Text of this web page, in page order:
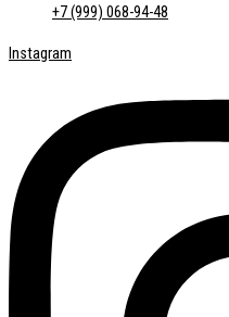
+7 (999) 068-94-48
Instagram